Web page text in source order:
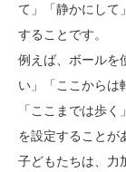
て」「静かにして
することです。
例えば、ボールを
い」「ここからは
「ここまでは歩
を設定することが
子どもたちは、力